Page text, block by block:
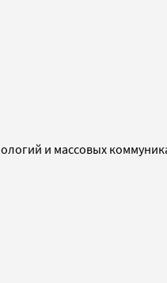
и массовых